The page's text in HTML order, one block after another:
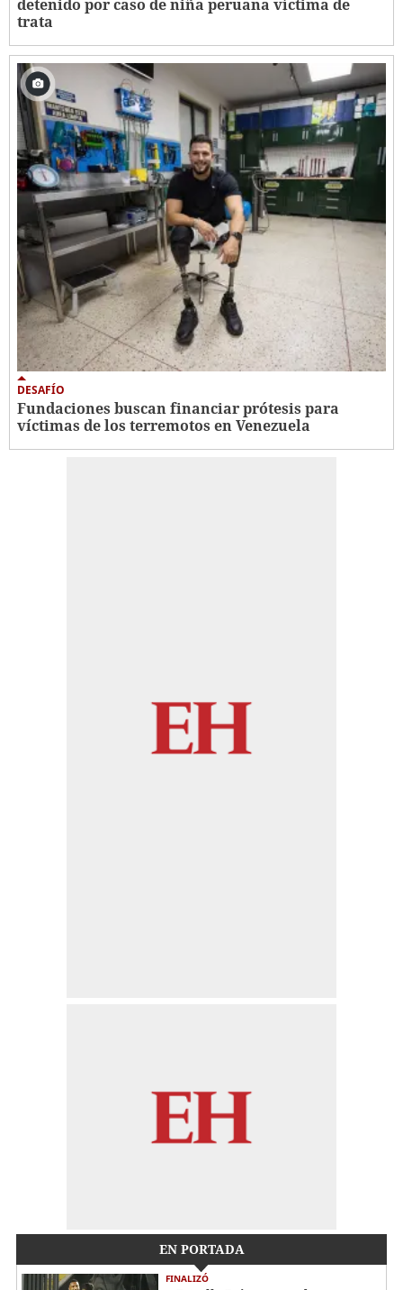
detenido por caso de niña peruana víctima de
trata
DESAFÍO
Fundaciones buscan financiar prótesis para
víctimas de los terremotos en Venezuela
EN PORTADA
FINALIZÓ